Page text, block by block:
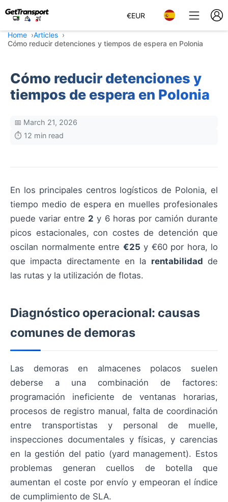
€EUR
Home
Articles
Cómo reducir detenciones y tiempos de espera en Polonia
Cómo reducir detenciones y
tiempos de espera en Polonia
📅 March 21, 2026
⏱️ 12 min read
En los principales centros logísticos de Polonia, el
tiempo medio de espera en muelles profesionales
puede variar entre 2 y 6 horas por camión durante
picos estacionales, con costes de detención que
oscilan normalmente entre €25 y €60 por hora, lo
que impacta directamente en la rentabilidad de
las rutas y la utilización de flotas.
Diagnóstico operacional: causas
comunes de demoras
Las demoras en almacenes polacos suelen
deberse a una combinación de factores:
programación ineficiente de ventanas horarias,
procesos de registro manual, falta de coordinación
entre transportistas y personal de muelle,
inspecciones documentales y físicas, y carencias
en la gestión del patio (yard management). Estos
problemas generan cuellos de botella que
aumentan el coste por envío y empeoran el índice
de cumplimiento de SLA.